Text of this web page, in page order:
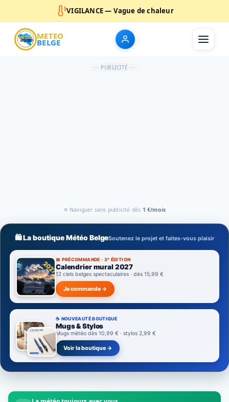
VIGILANCE — Vague de chaleur
METEO
BELGE
PUBLICITÉ
✕ Naviguer sans publicité dès 1 €/mois
🛍️ La boutique Météo BelgeSoutenez le projet et faites-vous plaisir
📅 PRÉCOMMANDE · 3ᵉ ÉDITION
Calendrier mural 2027
12 ciels belges spectaculaires · dès 15,99 €
Je commande →
☕ NOUVEAUTÉ BOUTIQUE
Mugs & Stylos
Mugs météo dès 10,99 € · stylos 2,99 €
Voir la boutique →